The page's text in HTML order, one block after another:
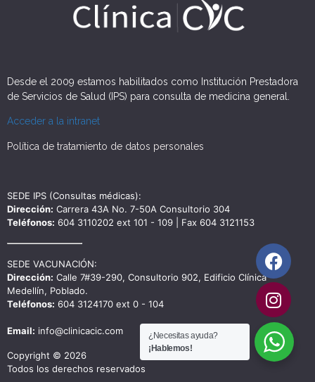
Desde el 2009 estamos habilitados como Institución Prestadora
de Servicios de Salud (IPS) para consulta de medicina general.
Acceder a la intranet
Política de tratamiento de datos personales
SEDE IPS (Consultas médicas):
Dirección: Carrera 43A No. 7-50A Consultorio 304
Teléfonos: 604 3110202 ext 101 - 109 | Fax 604 3121153
SEDE VACUNACIÓN:
Dirección: Calle 7#39-290, Consultorio 902, Edificio Clínica
Medellín, Poblado.
Teléfonos: 604 3124170 ext 0 - 104
Email: info@clinicacic.com
Copyright © 2026
Todos los derechos reservados
¿Necesitas ayuda?
¡Hablemos!